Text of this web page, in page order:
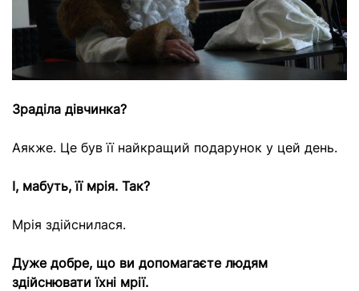
Зраділа дівчинка?
Аякже. Це був її найкращий подарунок у цей день.
І, мабуть, її мрія. Так?
Мрія здійснилася.
Дуже добре, що ви допомагаєте людям
здійснювати їхні мрії.